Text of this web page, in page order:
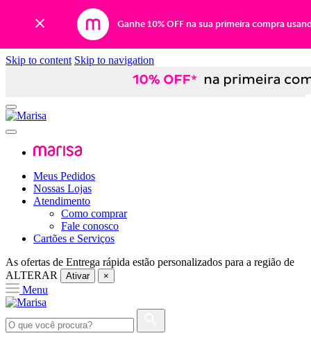
Ganhe 10% OFF na sua primeira compra
Skip to content Skip to navigation
Meus Pedidos
Nossas Lojas
Atendimento
Como comprar
Fale conosco
Cartões e Serviços
As ofertas de Entrega rápida estão personalizados para a região de
ALTERAR
Ativar ×
Menu